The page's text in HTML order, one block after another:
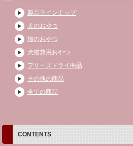
製品ラインナップ
犬のおやつ
猫のおやつ
犬猫兼用おやつ
フリーズドライ商品
その他の商品
全ての商品
CONTENTS